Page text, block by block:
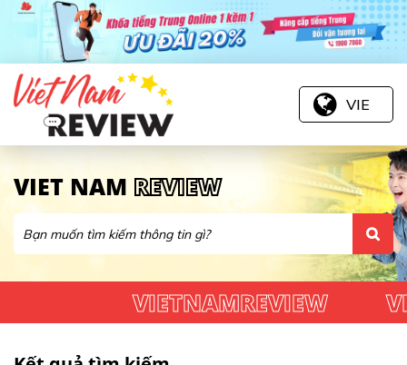
VIE
VIET NAM REVIEW
VIETNAMREVIEW